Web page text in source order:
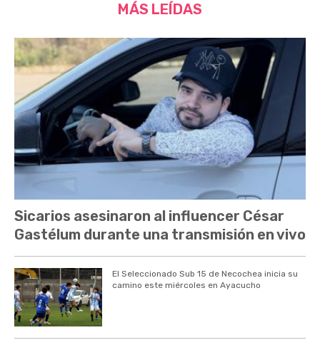
MÁS LEÍDAS
Sicarios asesinaron al influencer César
Gastélum durante una transmisión en vivo
El Seleccionado Sub 15 de Necochea inicia su
camino este miércoles en Ayacucho